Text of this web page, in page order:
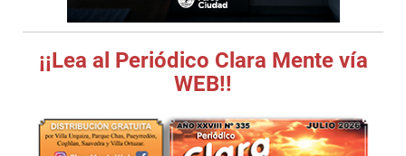
¡¡Lea al Periódico Clara Mente vía
WEB!!